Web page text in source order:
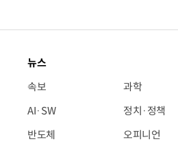
뉴스
속보
AI·SW
반도체
과학
정치·정책
오피니언